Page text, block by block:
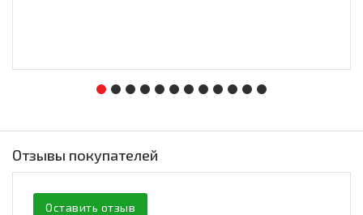
Отзывы покупателей
Оставить отзыв